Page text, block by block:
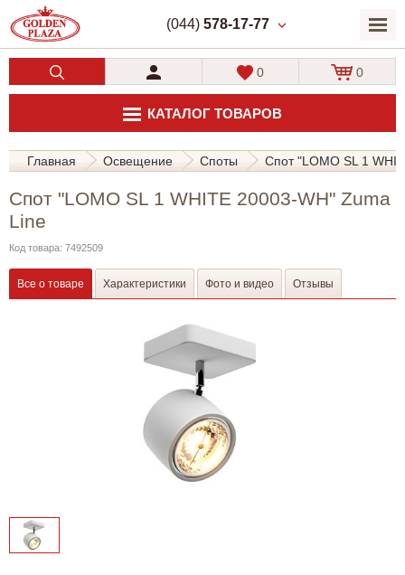
(044) 578-17-77
КАТАЛОГ ТОВАРОВ
0 0
Главная Освещение Споты Спот "LOMO SL 1
Спот "LOMO SL 1 WHITE 20003-WH" Zuma
Line
Код товара: 7492509
Все о товаре Характеристики Фото и видео Отзывы